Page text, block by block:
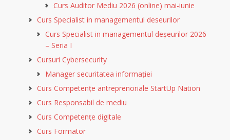
Curs Auditor Mediu 2026 (online) mai-iunie
Curs Specialist in managementul deseurilor
Curs Specialist in managementul deșeurilor 2026
– Seria I
Cursuri Cybersecurity
Manager securitatea informației
Curs Competențe antreprenoriale StartUp Nation
Curs Responsabil de mediu
Curs Competențe digitale
Curs Formator